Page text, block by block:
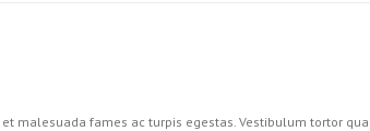
malesuada fames ac turpis egestas. Vestibulum tortor